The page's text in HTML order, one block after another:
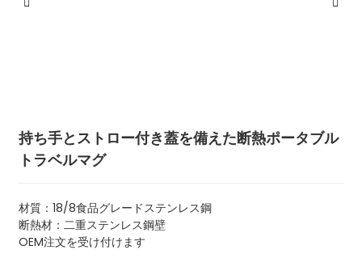
持ち手とストロー付き蓋を備えた断熱ポータブル
トラベルマグ
材質：18/8食品グレードステンレス鋼
断熱材：二重ステンレス鋼壁
OEM注文を受け付けます